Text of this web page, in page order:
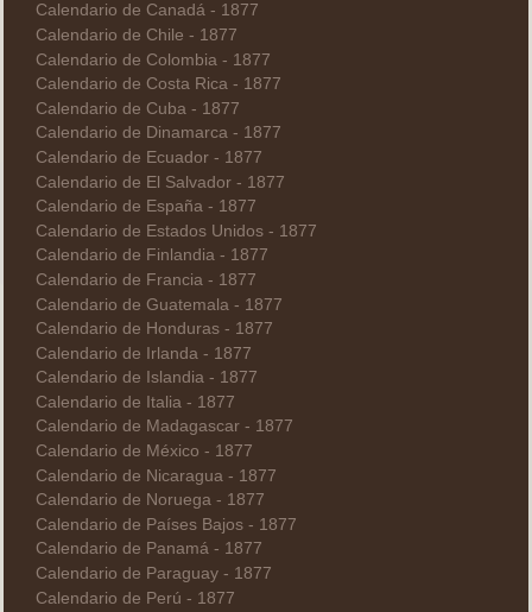
Calendario de Canadá - 1877
Calendario de Chile - 1877
Calendario de Colombia - 1877
Calendario de Costa Rica - 1877
Calendario de Cuba - 1877
Calendario de Dinamarca - 1877
Calendario de Ecuador - 1877
Calendario de El Salvador - 1877
Calendario de España - 1877
Calendario de Estados Unidos - 1877
Calendario de Finlandia - 1877
Calendario de Francia - 1877
Calendario de Guatemala - 1877
Calendario de Honduras - 1877
Calendario de Irlanda - 1877
Calendario de Islandia - 1877
Calendario de Italia - 1877
Calendario de Madagascar - 1877
Calendario de México - 1877
Calendario de Nicaragua - 1877
Calendario de Noruega - 1877
Calendario de Países Bajos - 1877
Calendario de Panamá - 1877
Calendario de Paraguay - 1877
Calendario de Perú - 1877